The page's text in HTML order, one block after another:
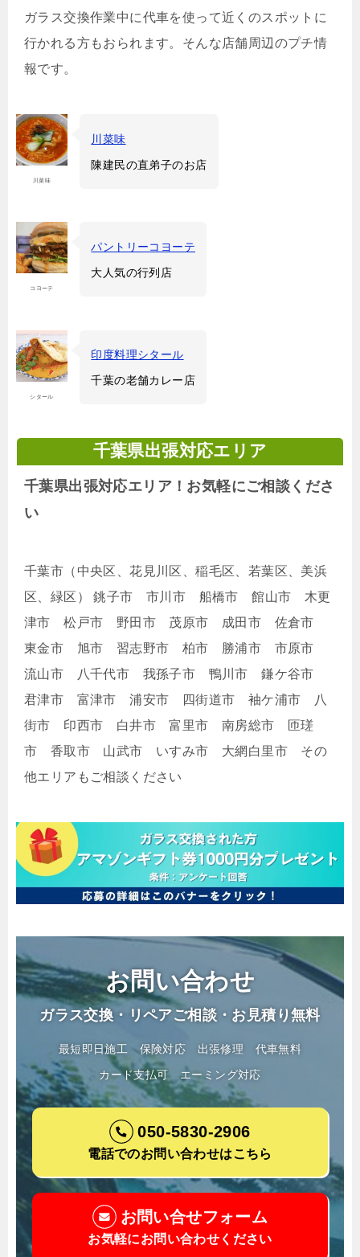
ガラス交換作業中に代車を使って近くのスポットに
行かれる方もおられます。そんな店舗周辺のプチ情
報です。
川菜味
川菜味
陳建民の直弟子のお店
コヨーテ
パントリーコヨーテ
大人気の行列店
シタール
印度料理シタール
千葉の老舗カレー店
千葉県出張対応エリア
千葉県出張対応エリア！お気軽にご相談くださ
い
千葉市（中央区、花見川区、稲毛区、若葉区、美浜
区、緑区） 銚子市 市川市 船橋市 館山市 木更
津市 松戸市 野田市 茂原市 成田市 佐倉市
東金市 旭市 習志野市 柏市 勝浦市 市原市
流山市 八千代市 我孫子市 鴨川市 鎌ケ谷市
君津市 富津市 浦安市 四街道市 袖ケ浦市 八
街市 印西市 白井市 富里市 南房総市 匝瑳
市 香取市 山武市 いすみ市 大網白里市 その
他エリアもご相談ください
お問い合わせ
ガラス交換・リペアご相談・お見積り無料
最短即日施工 保険対応 出張修理
代車無料
カード支払可
エーミング対応
050-5830-2906
電話でのお問い合わせはこちら
お問い合せフォーム
お気軽にお問い合わせください